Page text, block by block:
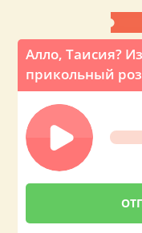
Алло, Таисия?
прикольный